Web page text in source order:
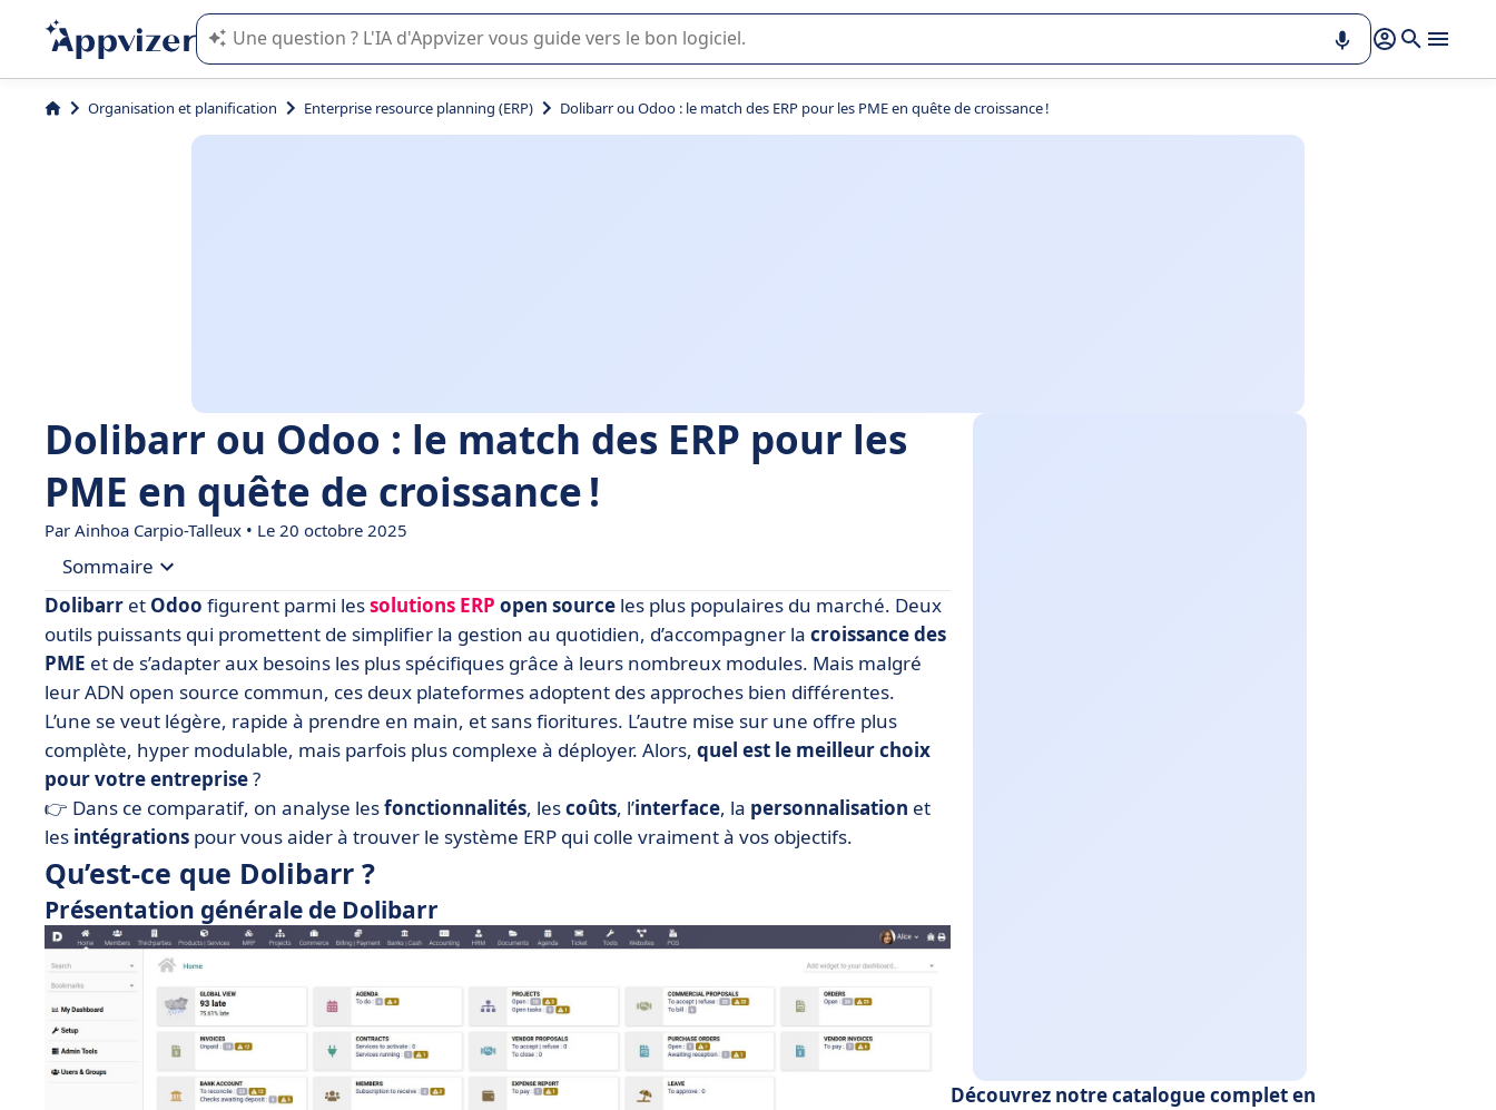
L'IA de Appvizer vous guide dans l'utilisation ou la sélection de logiciel SaaS en entreprise.
Organisation et planification Enterprise resource planning (ERP) Dolibarr ou Odoo : le match des ERP pour les PME en quête de croissance !
Dolibarr ou Odoo : le match des ERP pour les
PME en quête de croissance !
Par Ainhoa Carpio-Talleux • Le 20 octobre 2025
Sommaire
• Qu’est-ce que Dolibarr ?
• Qu’est-ce que Odoo ?
• Dolibarr vs Odoo : comparez les fonctionnalités
• Dolibarr vs Odoo : comparaison des prix
• Dolibarr vs Odoo : quelle interface est la plus intuitive ?
• Dolibarr vs Odoo : comparez les intégrations
• Quand choisir Dolibarr ou Odoo ?
• Dolibarr vs Odoo : deux visions de l’ERP, un seul bon choix pour vous
• FAQ - Dolibarr vs Odoo
Dolibarr et Odoo figurent parmi lessolutions ERP open source les plus populaires du marché. Deux
outils puissants qui promettent de simplifier la gestion au quotidien, d’accompagner la croissance des
PME et de s’adapter aux besoins les plus spécifiques grâce à leurs nombreux modules. Mais malgré
leur ADN open source commun, ces deux plateformes adoptent des approches bien différentes.
L’une se veut légère, rapide à prendre en main, et sans fioritures. L’autre mise sur une offre plus
complète, hyper modulable, mais parfois plus complexe à déployer. Alors, quel est le meilleur choix
pour votre entreprise?
👉 Dans ce comparatif, on analyse lesfonctionnalités, lescoûts, l’interface, la personnalisation et
les intégrations pour vous aider à trouver le système ERP qui colle vraiment à vos objectifs.
Qu’est-ce que Dolibarr ?
Présentation générale de Dolibarr
Découvrez notre catalogue complet en